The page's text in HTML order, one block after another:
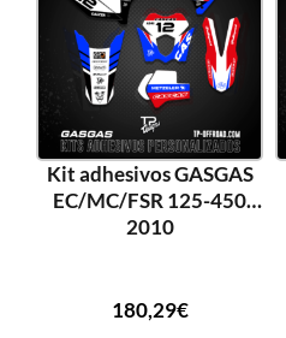
Kit adhesivos GASGAS
EC/MC/FSR 125-450
2010
180,29€